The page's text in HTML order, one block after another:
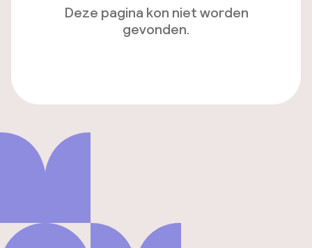
Deze pagina kon niet worden
gevonden.